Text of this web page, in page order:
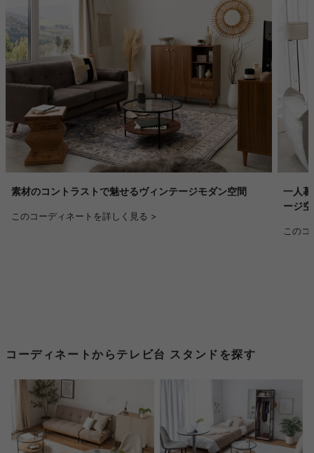
素材のコントラストで魅せるヴィンテージモダン空間
このコーディネートを詳しく見る >
一人
ージ
この
コーディネートからテレビ台 スタンドを探す